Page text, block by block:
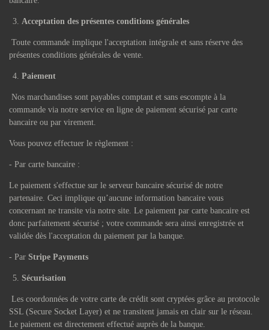
Acceptation des présentes conditions générales
Toute commande implique l'acceptation intégrale et sans réserve des
présentes conditions générales de vente.
Paiement
Nos marchandises sont payables comptant et sans escompte à la
commande via notre service en ligne de paiement sécurisé par carte
bancaire ou par virement.
Vous pouvez effectuer le règlement :
- Par carte bancaire :
Le paiement s'effectue sur le serveur bancaire sécurisé de notre
partenaire. Ceci implique qu’aucune information bancaire vous
concernant ne transite via notre site. Le paiement par carte bancaire est
donc parfaitement sécurisé ; votre commande sera ainsi enregistrée et
validée dès l'acceptation du paiement par la banque.
- Par Stripe Payments
Sécurisation
Les coordonnées de votre carte de crédit sont cryptées grâce au protocole
SSL (Secure Socket Layer) et ne transitent jamais en clair sur le réseau.
Le paiement est directement effectué auprès de la banque.